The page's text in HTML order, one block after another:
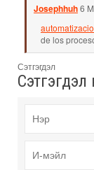
Josephhuh6
de los
Сэтгэгдэл